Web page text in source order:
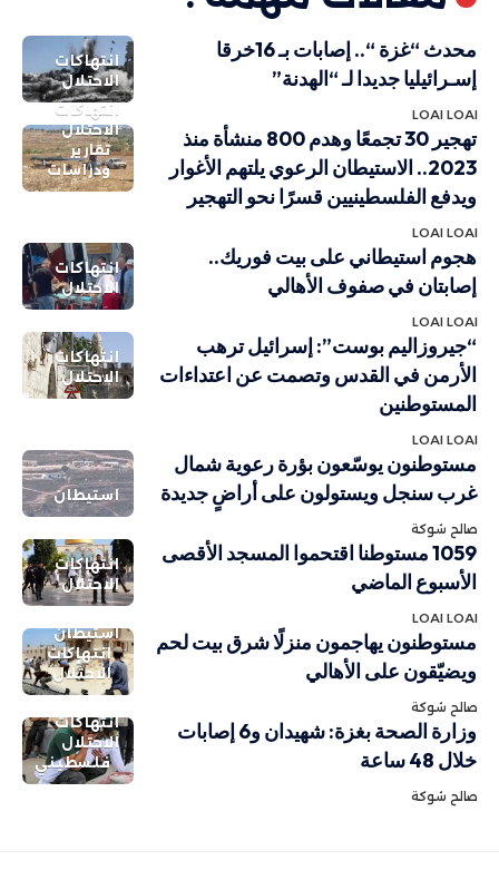
انتهاكات
الاحتلال
محدث “غزة “.. إصابات بـ 16خرقا
إسـرائيليا جديدا لـ “الهدنة”
LOAI LOAI
انتهاكات
الاحتلال
تقارير
ودراسات
تهجير 30 تجمعًا وهدم 800 منشأة منذ
2023.. الاستيطان الرعوي يلتهم الأغوار
ويدفع الفلسطينيين قسرًا نحو التهجير
LOAI LOAI
انتهاكات
الاحتلال
هجوم استيطاني على بيت فوريك..
إصابتان في صفوف الأهالي
LOAI LOAI
انتهاكات
الاحتلال
“جيروزاليم بوست”: إسرائيل ترهب
الأرمن في القدس وتصمت عن اعتداءات
المستوطنين
LOAI LOAI
استيطان
مستوطنون يوسّعون بؤرة رعوية شمال
غرب سنجل ويستولون على أراضٍ جديدة
صالح شوكة
انتهاكات
الاحتلال
1059 مستوطنا اقتحموا المسجد الأقصى
الأسبوع الماضي
LOAI LOAI
استيطان
انتهاكات
الاحتلال
مستوطنون يهاجمون منزلًا شرق بيت لحم
ويضيّقون على الأهالي
صالح شوكة
انتهاكات
الاحتلال
فلسطيني
وزارة الصحة بغزة: شهيدان و6 إصابات
خلال 48 ساعة
صالح شوكة